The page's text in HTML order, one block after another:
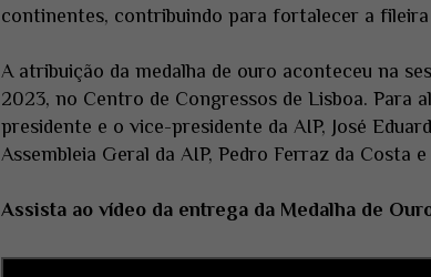
continentes, contribuindo para fortalecer a fileira
A atribuição da medalha de ouro aconteceu na
2023, no Centro de Congressos de Lisboa. Para
presidente e o vice-presidente da AIP, José
Assembleia Geral da AIP, Pedro Ferraz da Costa
Assista ao vídeo da entrega da Medalha de